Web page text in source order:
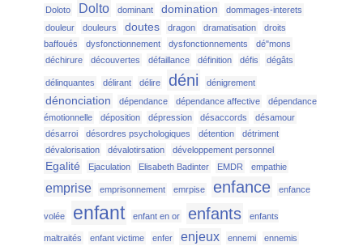
Doloto Dolto dominant domination
dommages-interets
douleur
douleurs doutes dragon dramatisation
droits
baffoués
dysfonctionnement dysfonctionnements
dé"mons
déchirure
découvertes défaillance définition défis dégâts
délinquantes délirant délire déni dénigrement
dénonciation dépendance dépendance affective
dépendance
émotionnelle
déposition dépression désaccords
désamour
désarroi
désordres psychologiques détention
détriment
dévalorisation
dévalotirsation développement personnel
Egalité Ejaculation Elisabeth Badinter EMDR empathie
emprise emprisonnement emrpise enfance enfance
volée enfant enfant en or enfants enfants
maltraités enfant victime enfer enjeux ennemi
ennemis